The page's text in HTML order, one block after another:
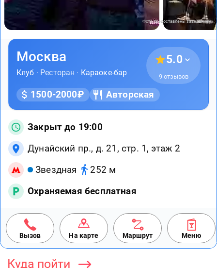
Фото предоставлены заведением
Москва
Клуб · Ресторан · Караоке-бар
5.0
9 отзывов
1500-2000₽ Авторская
Закрыт до 19:00
Дунайский пр., д. 21, стр. 1, этаж 2
Звездная
252 м
Охраняемая бесплатная
Вызов На карте Маршрут Меню
Куда пойти